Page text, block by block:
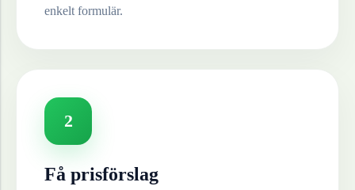
enkelt formulär.
2
Få prisförslag